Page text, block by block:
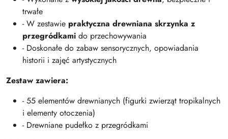
trwałe
- W zestawie praktyczna drewniana skrzynka z
przegródkami do przechowywania
- Doskonałe do zabaw sensorycznych, opowiadania
historii i zajęć artystycznych
Zestaw zawiera:
- 55 elementów drewnianych (figurki zwierząt tropikalnych
i elementy otoczenia)
- Drewniane pudełko z przegródkami